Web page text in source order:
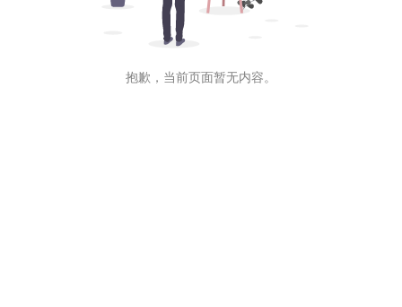
抱歉，当前页面暂无内容。